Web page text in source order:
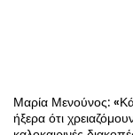
Μαρία Μενούνος:
ήξερα ότι